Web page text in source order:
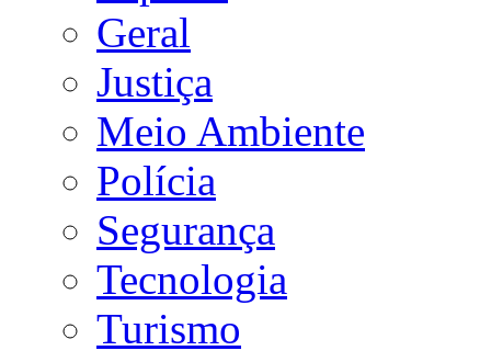
Geral
Justiça
Meio Ambiente
Polícia
Segurança
Tecnologia
Turismo